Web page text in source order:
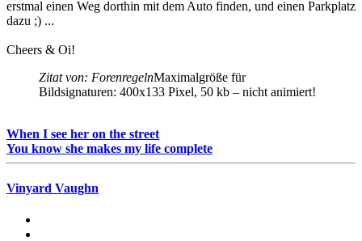
erstmal einen Weg dorthin mit dem Auto finden, und einen Parkplatz
dazu ;) ...
Cheers & Oi!
Zitat von: ForenregelnMaximalgröße für
Bildsignaturen: 400x133 Pixel, 50 kb – nicht animiert!
When I see her on the street
You know she makes my life complete
Vinyard Vaughn